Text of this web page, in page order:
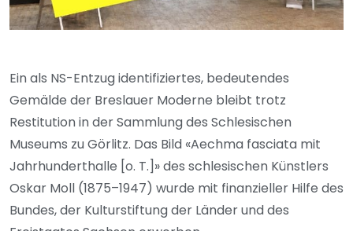
Ein als NS-Entzug identifiziertes, bedeutendes
Gemälde der Breslauer Moderne bleibt trotz
Restitution in der Sammlung des Schlesischen
Museums zu Görlitz. Das Bild «Aechma fasciata mit
Jahrhunderthalle [o. T.]» des schlesischen Künstlers
Oskar Moll (1875–1947) wurde mit finanzieller Hilfe des
Bundes, der Kulturstiftung der Länder und des